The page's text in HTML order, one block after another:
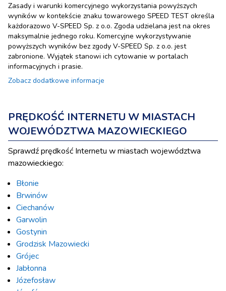
Zasady i warunki komercyjnego wykorzystania powyższych
wyników w kontekście znaku towarowego SPEED TEST określa
każdorazowo V-SPEED Sp. z o.o. Zgoda udzielana jest na okres
maksymalnie jednego roku. Komercyjne wykorzystywanie
powyższych wyników bez zgody V-SPEED Sp. z o.o. jest
zabronione. Wyjątek stanowi ich cytowanie w portalach
informacyjnych i prasie.
Zobacz dodatkowe informacje
PRĘDKOŚĆ INTERNETU W MIASTACH
WOJEWÓDZTWA MAZOWIECKIEGO
Sprawdź prędkość Internetu w miastach województwa
mazowieckiego:
Błonie
Brwinów
Ciechanów
Garwolin
Gostynin
Grodzisk Mazowiecki
Grójec
Jabłonna
Józefosław